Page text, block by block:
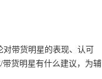
对带货明星的表现、认可
货明星有什么建议，为辅